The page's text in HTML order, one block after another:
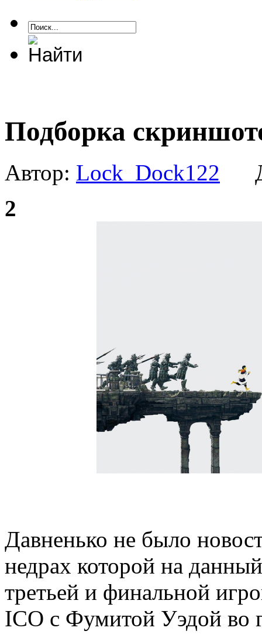
Подборка
Автор: Lock_Dock122
2
Давненько не было
недрах которой на
третьей и финальной
ICO с Фумитой Уэдой во